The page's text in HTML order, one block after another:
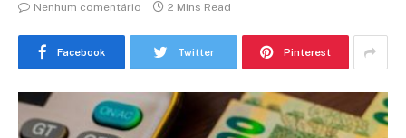
Nenhum comentário
2 Mins Read
Facebook Twitter Pinterest